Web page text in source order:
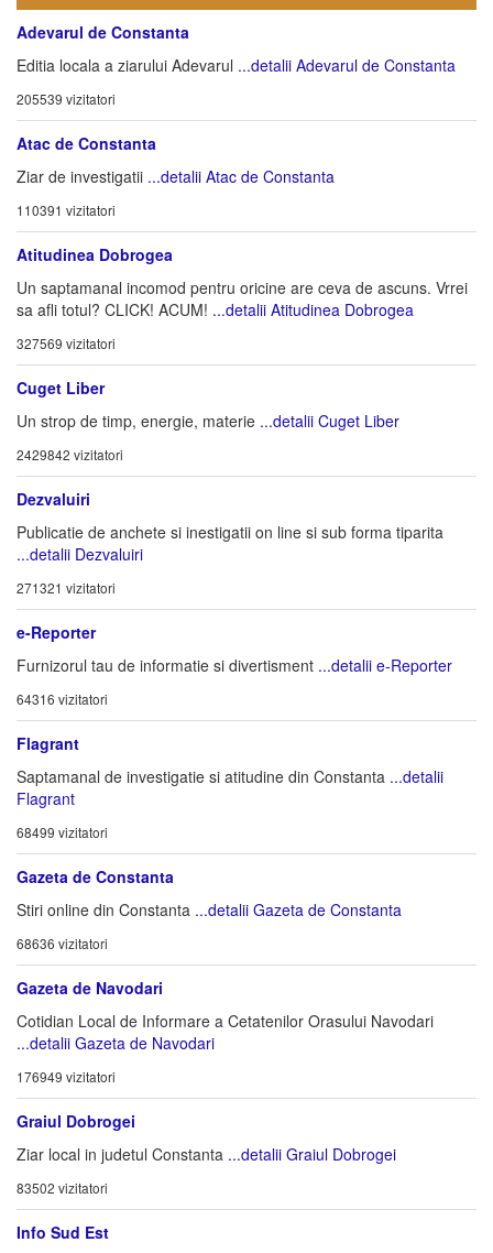
Adevarul de Constanta
Editia locala a ziarului Adevarul ...detalii Adevarul de Constanta
205539 vizitatori
Atac de Constanta
Ziar de investigatii ...detalii Atac de Constanta
110391 vizitatori
Atitudinea Dobrogea
Un saptamanal incomod pentru oricine are ceva de ascuns. Vrrei
sa afli totul? CLICK! ACUM! ...detalii Atitudinea Dobrogea
327569 vizitatori
Cuget Liber
Un strop de timp, energie, materie ...detalii Cuget Liber
2429842 vizitatori
Dezvaluiri
Publicatie de anchete si inestigatii on line si sub forma tiparita
...detalii Dezvaluiri
271321 vizitatori
e-Reporter
Furnizorul tau de informatie si divertisment ...detalii e-Reporter
64316 vizitatori
Flagrant
Saptamanal de investigatie si atitudine din Constanta ...detalii
Flagrant
68499 vizitatori
Gazeta de Constanta
Stiri online din Constanta ...detalii Gazeta de Constanta
68636 vizitatori
Gazeta de Navodari
Cotidian Local de Informare a Cetatenilor Orasului Navodari
...detalii Gazeta de Navodari
176949 vizitatori
Graiul Dobrogei
Ziar local in judetul Constanta ...detalii Graiul Dobrogei
83502 vizitatori
Info Sud Est